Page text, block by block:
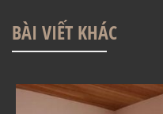
BÀI VIẾT KHÁC